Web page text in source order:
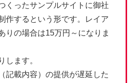
くったサンプルサイトに御社
作するという形です。レイア
りの場合は15万円～になりま
します。
記載内容）の提供が遅延した